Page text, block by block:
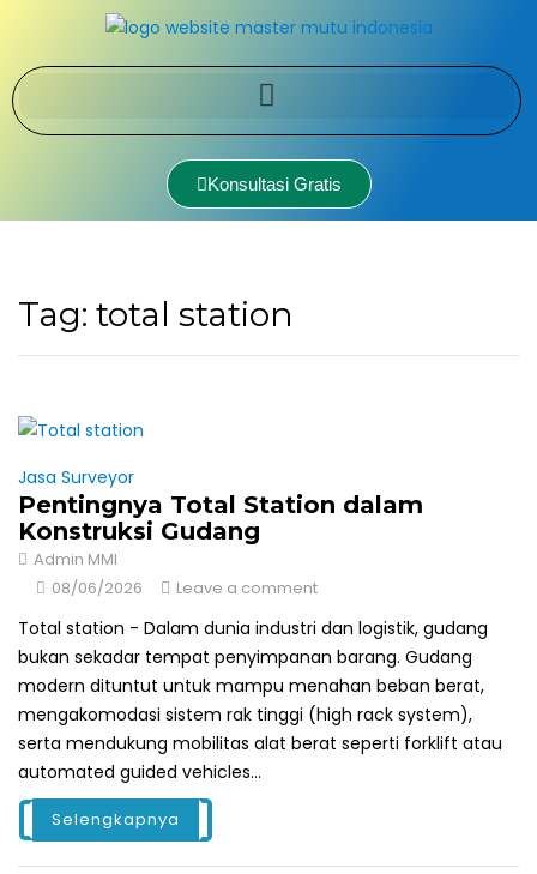
Konsultasi Gratis
Tag: total station
Jasa Surveyor
Pentingnya Total Station dalam
Konstruksi Gudang
Admin MMI
08/06/2026
Leave a comment
Total station - Dalam dunia industri dan logistik, gudang
bukan sekadar tempat penyimpanan barang. Gudang
modern dituntut untuk mampu menahan beban berat,
mengakomodasi sistem rak tinggi (high rack system),
serta mendukung mobilitas alat berat seperti forklift atau
automated guided vehicles...
Selengkapnya